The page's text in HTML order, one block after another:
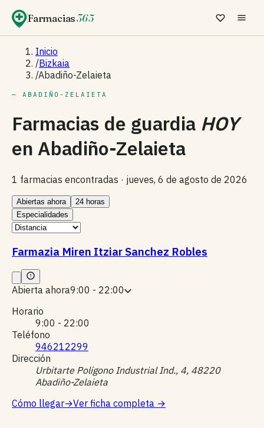
Farmacias365
Inicio
/Bizkaia
/Abadiño-Zelaieta
— ABADIÑO-ZELAIETA
Farmacias de guardia HOY
en Abadiño-Zelaieta
1 farmacias encontradas · jueves, 6 de agosto de 2026
Abiertas ahora
24 horas
Especialidades
Farmazia Miren Itziar Sanchez Robles
Abierta ahora9:00 - 22:00
Horario
9:00 - 22:00
Teléfono
946212299
Dirección
Urbitarte Polígono Industrial Ind., 4, 48220
Abadiño-Zelaieta
Cómo llegar→Ver ficha completa →